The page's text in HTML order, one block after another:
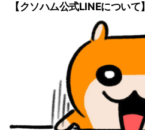
【クソハム公式LINEについて】